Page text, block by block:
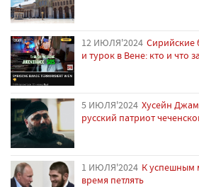
12 ИЮЛЯ'2024 Сирийские
и турок в Вене: кто и что
5 ИЮЛЯ'2024 Хусейн
русский патриот
1 ИЮЛЯ'2024 К успешным
время петлять